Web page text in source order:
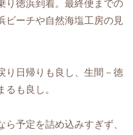
り徳浜到着。最終便までの
ビーチや自然海塩工房の見
り日帰りも良し、生間－徳
も良し。
予定を詰め込みすぎず、